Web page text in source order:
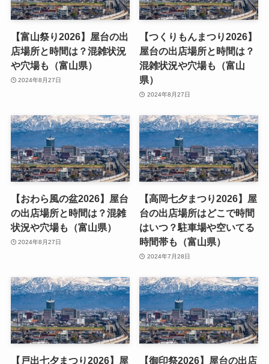
【富山祭り2026】屋台の出
店場所と時間は？混雑状況
や穴場も（富山県）
2024年8月27日
【つくりもんまつり2026】
屋台の出店場所と時間は？
混雑状況や穴場も（富山
県）
2024年8月27日
【おわら風の盆2026】屋台
の出店場所と時間は？混雑
状況や穴場も（富山県）
2024年8月27日
【高岡七夕まつり2026】屋
台の出店場所はどこで時間
はいつ？駐車場や空いてる
時間帯も（富山県）
2024年7月28日
【戸出七夕まつり2026】屋 【御印祭2026】屋台の出店